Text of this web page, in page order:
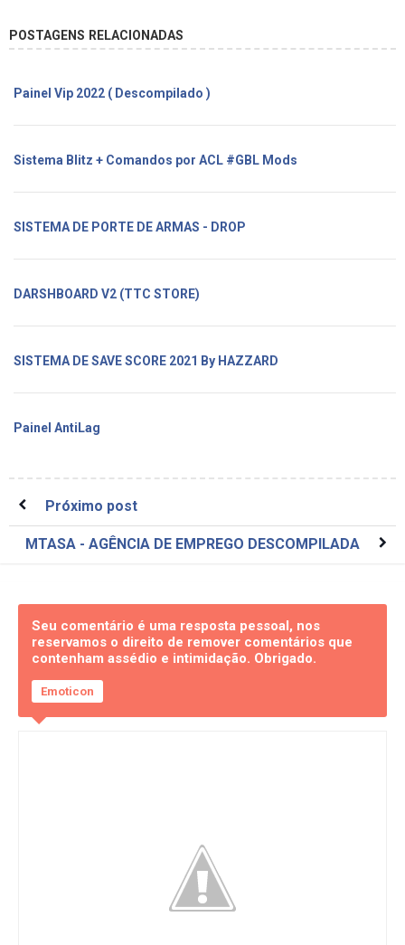
POSTAGENS RELACIONADAS
Painel Vip 2022 ( Descompilado )
Sistema Blitz + Comandos por ACL #GBL Mods
SISTEMA DE PORTE DE ARMAS - DROP
DARSHBOARD V2 (TTC STORE)
SISTEMA DE SAVE SCORE 2021 By HAZZARD
Painel AntiLag
Próximo post
MTASA - AGÊNCIA DE EMPREGO DESCOMPILADA
Seu comentário é uma resposta pessoal, nos
reservamos o direito de remover comentários que
contenham assédio e intimidação. Obrigado.
Emoticon